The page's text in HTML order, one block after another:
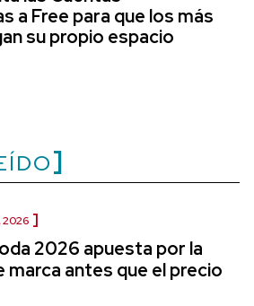
a Free para que los más
su propio espacio
2026
2026 apuesta por la
marca antes que el precio